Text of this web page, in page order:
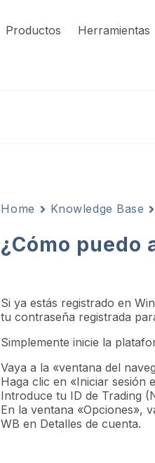
Productos Herramientas
Home Knowledge Base
¿Cómo puedo
Si ya estás registrado en
tu contraseña registrada
Simplemente inicie la
Vaya a la «ventana del
Haga clic en «Iniciar sesión
Introduce tu ID de Trading
En la ventana «Opciones»,
WB en Detalles de cuenta.